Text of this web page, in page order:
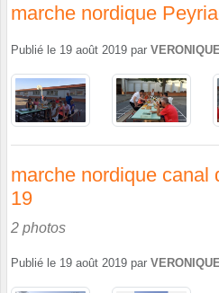
marche nordique
Publié le 19 août 2019 par
marche nordique canal
19
2 photos
Publié le 19 août 2019 par